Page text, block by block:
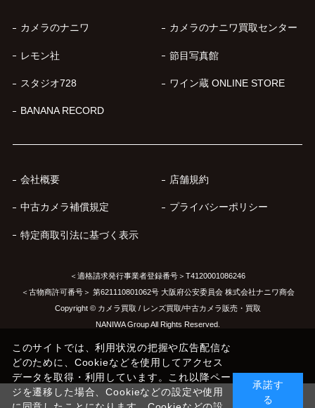
カメラのナニワ カメラのナニワ買取センター
レモン社 節目写真館
スタジオ728 ワイン蔵 ONLINE STORE
BANANA RECORD
会社概要 店舗規約
中古カメラ補償規定 プライバシーポリシー
特定商取引法に基づく表示
＜適格請求発行事業者登録番号＞T4120001086246
＜古物商許可番号＞ 第621110801062号 大阪府公安委員会 株式会社ナニワ商会
Copyright © カメラ買取 / レンズ買取/中古カメラ販売・買取
NANIWA Group All Rights Reserved.
このサイトでは、利用状況の把握や広告配信な
どのために、Cookieなどを使用してアクセス
データを取得・利用しています。これ以降ペー
ジを遷移した場合、Cookieなどの設定や使用
承諾す
る